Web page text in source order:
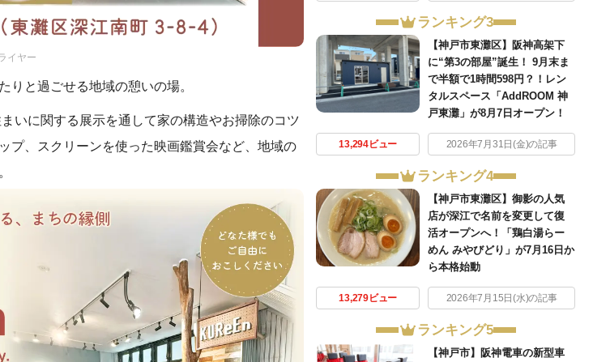
イヤー
りと過ごせる地域の憩いの場。
いに関する展示を通して家の構造やお掃除のコツ
プ、スクリーンを使った映画鑑賞会など、地域の
ランキング3
【神戸市東灘区】阪神高架下
に“第3の部屋”誕生！ 9月末ま
で半額で1時間598円？！レン
タルスペース「AddROOM 神
戸東灘」が8月7日オープン！
13,294ビュー 2026年7月31日(金)の記事
ランキング4
【神戸市東灘区】御影の人気
店が深江で名前を変更して復
活オープンへ！「鶏白湯らー
めん みやびどり」が7月16日か
ら本格始動
13,279ビュー 2026年7月15日(水)の記事
ランキング5
【神戸市】阪神電車の新型車